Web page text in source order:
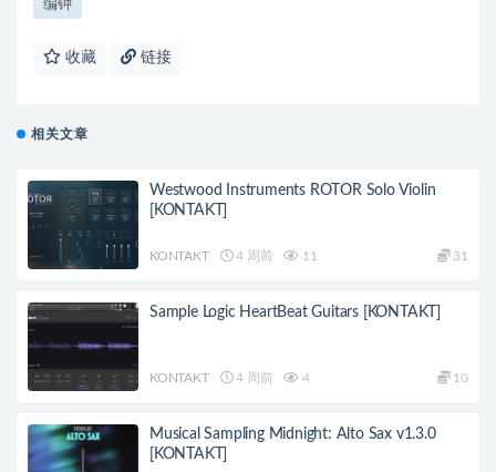
编钟
收藏 链接
相关文章
Westwood Instruments ROTOR Solo Violin
[KONTAKT]
KONTAKT 4 周前 11 31
Sample Logic HeartBeat Guitars [KONTAKT]
KONTAKT 4 周前 4 10
Musical Sampling Midnight: Alto Sax v1.3.0
[KONTAKT]